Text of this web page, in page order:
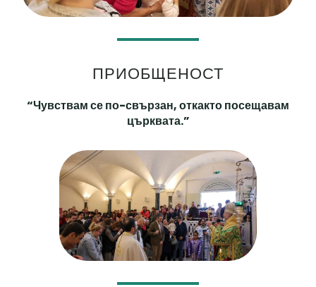
ПРИОБЩЕНОСТ
“Чувствам се по-свързан, откакто посещавам
църквата.”